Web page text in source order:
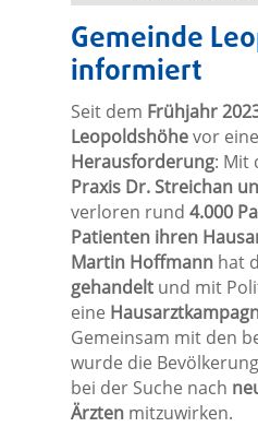
Gemeinde
informiert
Seit dem Frühjahr
Leopoldshöhevor
Herausforderung: Mit
Praxis Dr. Streichan
verloren rund 4.000
Patienten ihren
Martin Hoffmannhat
gehandeltund mit
eine
Gemeinsam mit den
wurde die
bei der Suche nach
Ärztenmitzuwirken.